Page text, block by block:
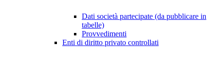
Dati società partecipate (da pubblicare in
tabelle)
Provvedimenti
Enti di diritto privato controllati